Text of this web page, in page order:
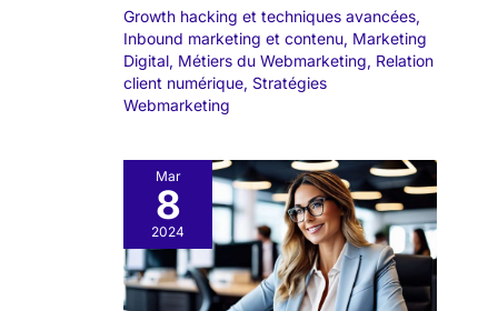
Growth hacking et techniques avancées,
Inbound marketing et contenu, Marketing
Digital, Métiers du Webmarketing, Relation
client numérique, Stratégies
Webmarketing
Mar
8
2024